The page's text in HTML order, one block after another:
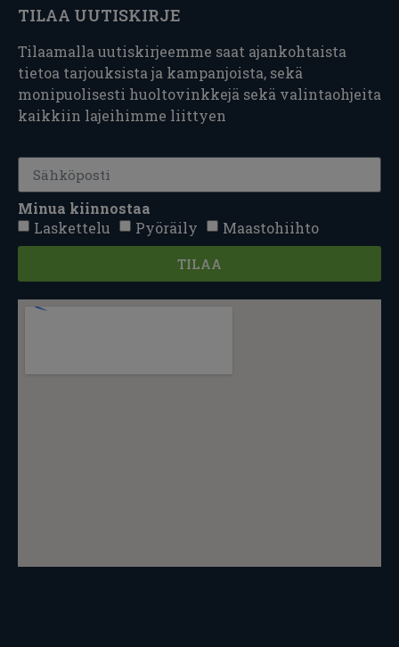
TILAA UUTISKIRJE
Tilaamalla uutiskirjeemme saat ajankohtaista
tietoa tarjouksista ja kampanjoista, sekä
monipuolisesti huoltovinkkejä sekä valintaohjeita
kaikkiin lajeihimme liittyen
Minua kiinnostaa
Laskettelu
Pyöräily Maastohiihto
TILAA